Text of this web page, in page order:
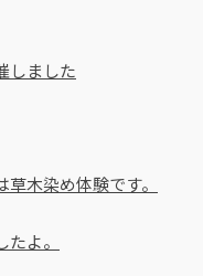
しました
木染め体験です。
よ。